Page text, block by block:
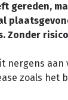
gereden,
Zonder
nergens
zoals het